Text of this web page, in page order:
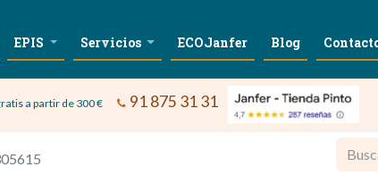
EPIS Servicios ECOJanfer Blog
a partir de 300 € 91 875 31 31